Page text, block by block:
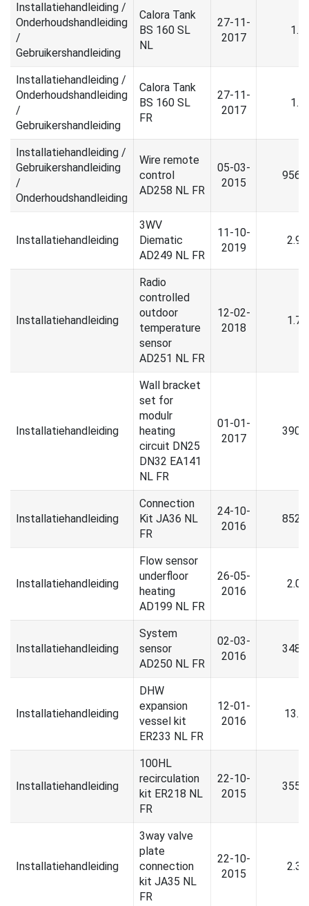
Installatiehandleiding /
Onderhoudshandleiding
/
Gebruikershandleiding
Calora Tank
BS 160 SL
NL
27-11-
2017
1.8
Installatiehandleiding /
Onderhoudshandleiding
/
Gebruikershandleiding
Calora Tank
BS 160 SL
FR
27-11-
2017
1.8
Installatiehandleiding /
Gebruikershandleiding
/
Onderhoudshandleiding
Wire remote
control
AD258 NL FR
05-03-
2015
Installatiehandleiding
3WV
Diematic
AD249 NL FR
11-10-
2019
Installatiehandleiding
Radio
controlled
outdoor
temperature
sensor
AD251 NL FR
12-02-
2018
Installatiehandleiding
Wall bracket
set for
modulr
heating
circuit DN25
DN32 EA141
NL FR
01-01-
2017
Installatiehandleiding
Connection
Kit JA36 NL
FR
24-10-
2016
Installatiehandleiding
Flow sensor
underfloor
heating
AD199 NL FR
26-05-
2016
Installatiehandleiding
System
sensor
AD250 NL FR
02-03-
2016
Installatiehandleiding
DHW
expansion
vessel kit
ER233 NL FR
12-01-
2016
Installatiehandleiding
100HL
recirculation
kit ER218 NL
FR
22-10-
2015
Installatiehandleiding
3way valve
plate
connection
kit JA35 NL
FR
22-10-
2015